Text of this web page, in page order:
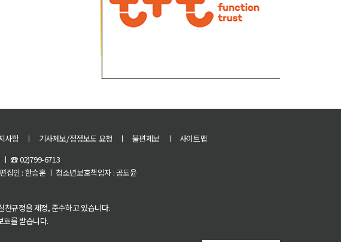
사항 ㅣ 기사제보/정정보도 요청 ㅣ 불편제보 ㅣ
사이트맵
ㅣ ☎ 02)799-6713
집인 : 한승훈 ㅣ 청소년보호책임자 : 공도윤
천규정을 제정, 준수하고 있습니다.
호를 받습니다.